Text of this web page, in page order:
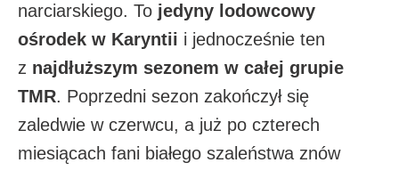
narciarskiego. To jedyny lodowcowy
ośrodek w Karyntii i jednocześnie ten
z najdłuższym sezonem w całej grupie
TMR. Poprzedni sezon zakończył się
zaledwie w czerwcu, a już po czterech
miesiącach fani białego szaleństwa znów